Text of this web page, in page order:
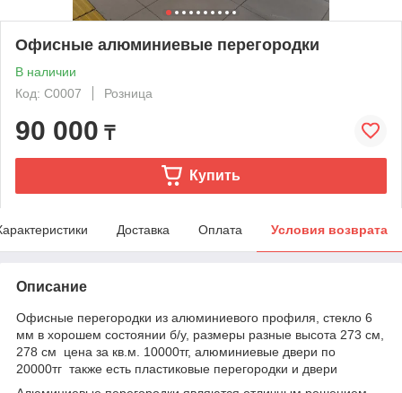
Офисные алюминиевые перегородки
В наличии
Код: С0007
Розница
90 000 ₸
Купить
Доставка Оплата Условия возврата
Описание
Офисные перегородки из алюминиевого профиля, стекло 6
мм в хорошем состоянии б/у, размеры разные высота 273 см,
278 см цена за кв.м. 10000тг, алюминиевые двери по
20000тг также есть пластиковые перегородки и двери